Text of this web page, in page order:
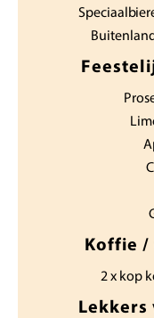
Koffie /
2 x kop